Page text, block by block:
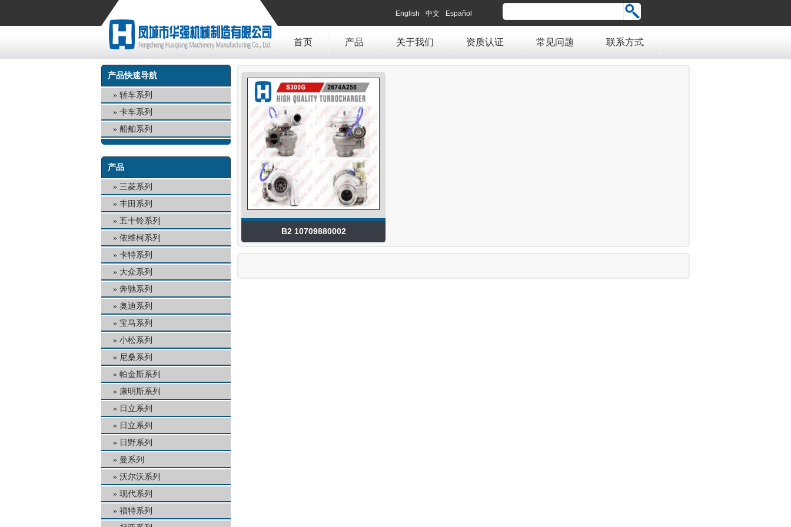
English 中文 Español
首页 产品 关于我们 资质认证 常见问题 联系方式
产品快速导航
轿车系列
卡车系列
船舶系列
产品
三菱系列
丰田系列
五十铃系列
依维柯系列
卡特系列
大众系列
奔驰系列
奥迪系列
宝马系列
小松系列
尼桑系列
帕金斯系列
康明斯系列
日立系列
日立系列
日野系列
曼系列
沃尔沃系列
现代系列
福特系列
B2 10709880002